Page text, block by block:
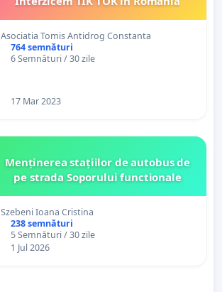
Asociatia Tomis Antidrog Constanta
764 semnături
6 Semnături / 30 zile
17 Mar 2023
Menținerea stațiilor de autobus de
pe strada Soporului functionale
Szebeni Ioana Cristina
238 semnături
5 Semnături / 30 zile
1 Jul 2026